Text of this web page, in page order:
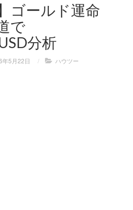
ゴールド運命
で
分析
年5月22日 / ハウツー